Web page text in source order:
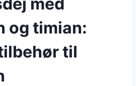
og timian:
til